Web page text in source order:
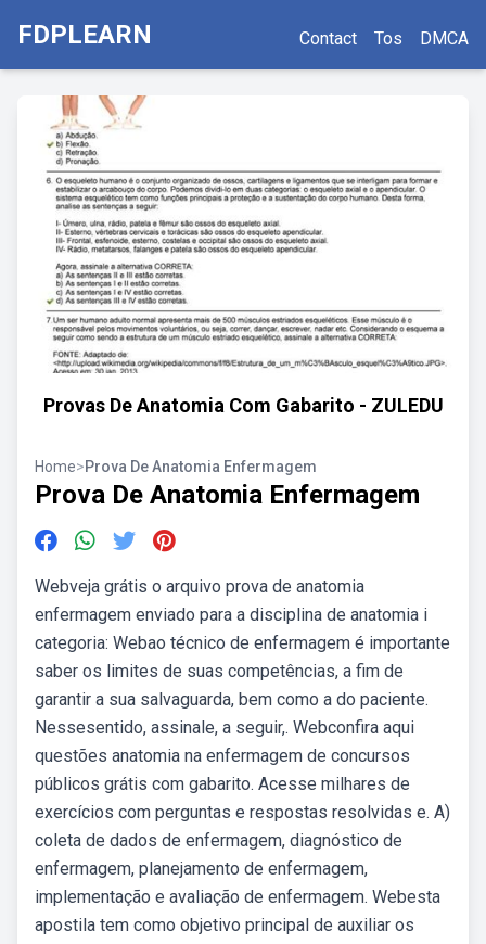
FDPLEARN Contact Tos DMCA
Provas De Anatomia Com Gabarito - ZULEDU
Home>Prova De Anatomia Enfermagem
Prova De Anatomia Enfermagem
Webveja grátis o arquivo prova de anatomia
enfermagem enviado para a disciplina de anatomia i
categoria: Webao técnico de enfermagem é importante
saber os limites de suas competências, a fim de
garantir a sua salvaguarda, bem como a do paciente.
Nessesentido, assinale, a seguir,. Webconfira aqui
questões anatomia na enfermagem de concursos
públicos grátis com gabarito. Acesse milhares de
exercícios com perguntas e respostas resolvidas e. A)
coleta de dados de enfermagem, diagnóstico de
enfermagem, planejamento de enfermagem,
implementação e avaliação de enfermagem. Webesta
apostila tem como objetivo principal de auxiliar os